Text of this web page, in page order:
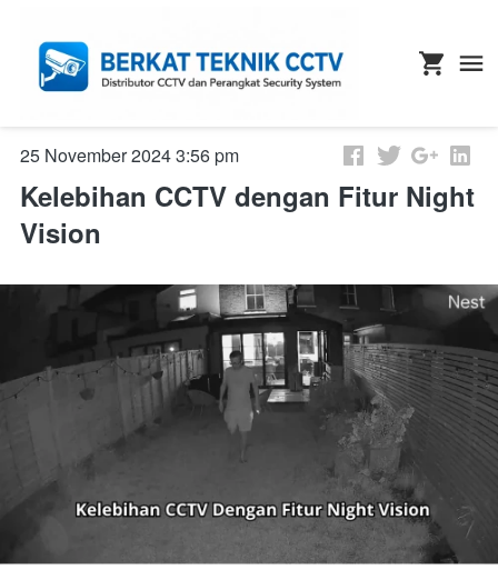
25 November 2024 3:56 pm
Kelebihan CCTV dengan Fitur Night
Vision